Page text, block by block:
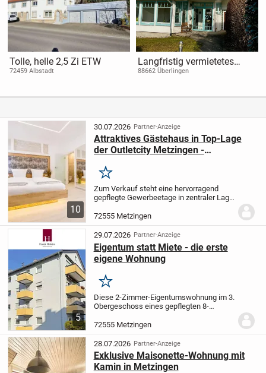
Tolle, helle 2,5 Zi ETW
72459 Albstadt
Langfristig vermietetes
Praxishaus in beliebter
Kapitalanleger
88662 Überlingen
10
30.07.2026 Partner-Anzeige
Attraktives Gästehaus in Top-Lage
der Outletcity Metzingen -
Merken
Zum Verkauf steht eine hervorragend
gepflegte Gewerbeetage in zentraler Lage
Lage ermöglicht es den Gästen, das
weltbekannte Outletcenter bequem in
wenigen...
72555 Metzingen
5
29.07.2026 Partner-Anzeige
Eigentum statt Miete - die erste
eigene Wohnung
Merken
Diese 2-Zimmer-Eigentumswohnung im 3.
Obergeschoss eines gepflegten 8-
Möglichkeit für Eigennutzer oder
Kapitalanleger. Die Wohnung überzeugt
durch ihre praktische...
72555 Metzingen
28.07.2026 Partner-Anzeige
Exklusive Maisonette-Wohnung mit
Kamin in Metzingen